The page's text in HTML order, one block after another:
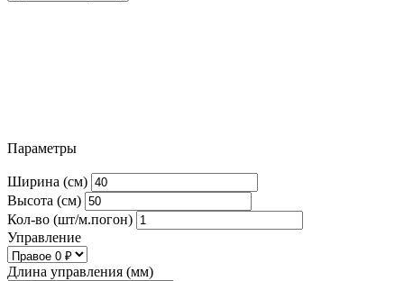
Параметры
Ширина (см)
Высота (см)
Кол-во (шт/м.погон)
Управление
Длина управления (мм)